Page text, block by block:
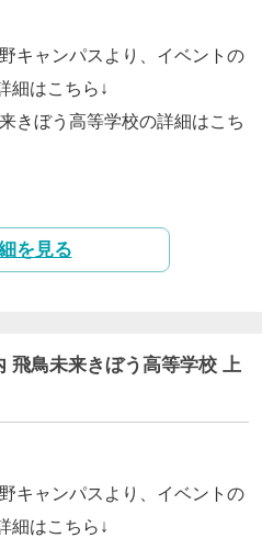
キャンパスより、イベントの
細はこちら↓
う高等学校の詳細はこち
を見る
飛鳥未来きぼう高等学校 上
キャンパスより、イベントの
細はこちら↓